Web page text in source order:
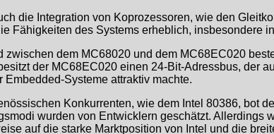
die Integration von Koprozessoren, wie den
Fähigkeiten des Systems erheblich, insbesondere
zwischen dem MC68020 und dem MC68EC020
der MC68EC020 einen 24-Bit-Adressbus, der
Embedded-Systeme attraktiv machte.
Konkurrenten, wie dem Intel 80386, bot
wurden von Entwicklern geschätzt. Allerdings
auf die starke Marktposition von Intel und die